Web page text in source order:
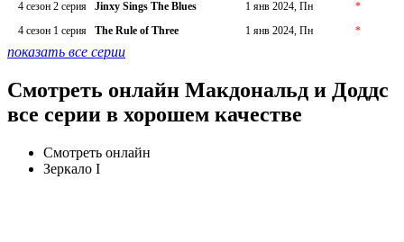
4 сезон 2 серия
Jinxy Sings The Blues 1 янв 2024, Пн
*
4 сезон 1 серия
The Rule of Three 1 янв 2024, Пн *
показать все серии
Смотреть онлайн Макдональд и Доддс
все серии в хорошем качестве
Смотреть онлайн
Зеркало I